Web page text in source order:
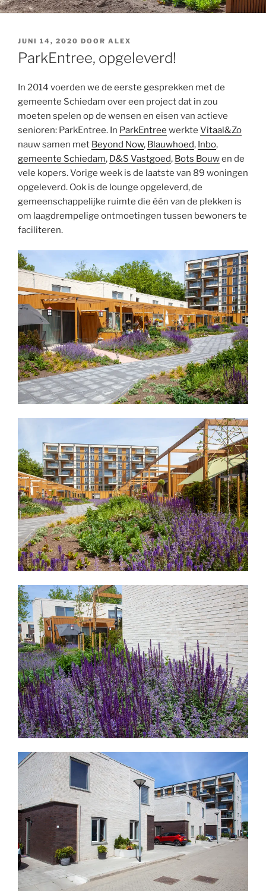
GEPLAATST
OP
JUNI 14, 2020 DOOR ALEX
ParkEntree, opgeleverd!
In 2014 voerden we de eerste gesprekken met de
gemeente Schiedam over een project dat in zou
moeten spelen op de wensen en eisen van actieve
senioren: ParkEntree. In ParkEntree werkte Vitaal&Zo
nauw samen met Beyond Now, Blauwhoed, Inbo,
gemeente Schiedam, D&S Vastgoed, Bots Bouwen de
vele kopers. Vorige week is de laatste van 89 woningen
opgeleverd. Ook is de lounge opgeleverd, de
gemeenschappelijke ruimte die één van de plekken is
om laagdrempelige ontmoetingen tussen bewoners te
faciliteren.